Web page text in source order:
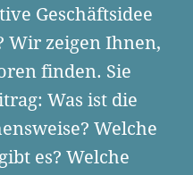
Geschäftsidee
Wir zeigen Ihnen,
finden. Sie
Was ist die
Welche
es? Welche